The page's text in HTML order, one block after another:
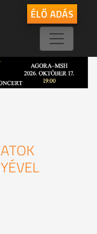
ÉLŐ ADÁS